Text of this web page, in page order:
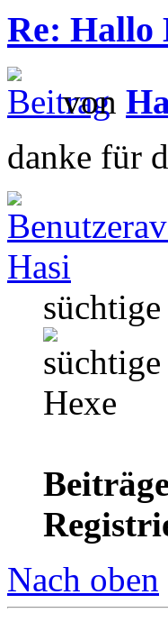
Re: Hallo
von
danke für
Hasi
Nach oben